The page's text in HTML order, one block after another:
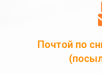
Почтой по